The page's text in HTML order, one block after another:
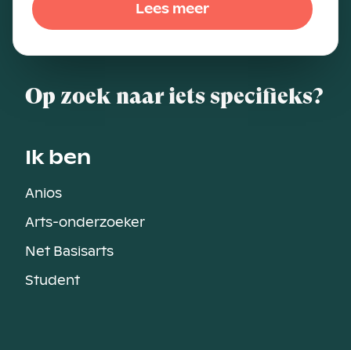
Lees meer
Op zoek naar iets specifieks?
Ik ben
Anios
Arts-onderzoeker
Net Basisarts
Student